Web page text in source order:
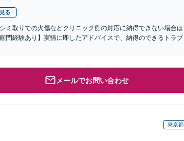
る
ミ取りでの火傷などクリニック側の対応に納得できない場合は
問経験あり】実情に即したアドバイスで、納得のできるトラブ
メールでお問い合わせ
東京都